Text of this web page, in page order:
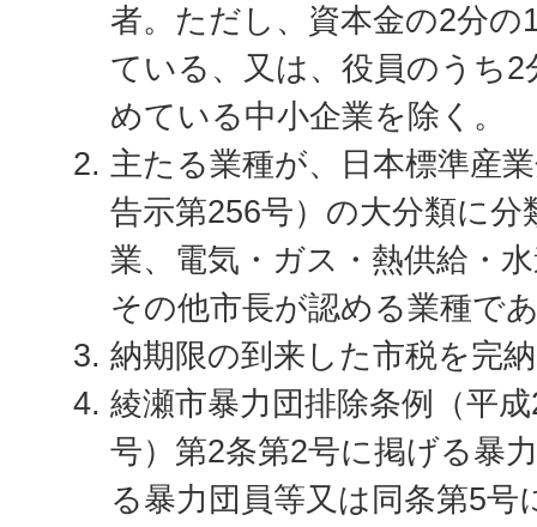
者。ただし、資本金の2分の
ている、又は、役員のうち
めている中小企業を除く。
主たる業種が、日本標準産
告示第256号）の大分類に
業、電気・ガス・熱供給・
その他市長が認める業種で
納期限の到来した市税を完
綾瀬市暴力団排除条例（平
号）第2条第2号に掲げる暴
る暴力団員等又は同条第5号